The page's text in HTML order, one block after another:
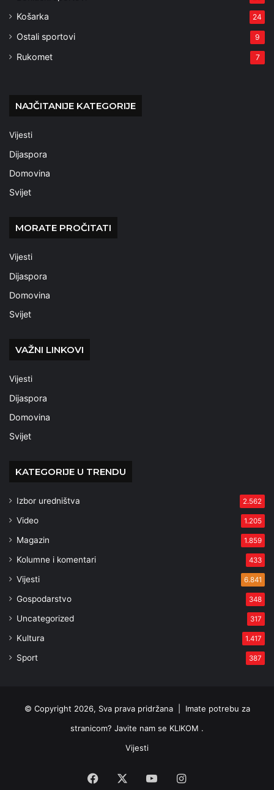
Košarka 24
Ostali sportovi 9
Rukomet 7
NAJČITANIJE KATEGORIJE
Vijesti
Dijaspora
Domovina
Svijet
MORATE PROČITATI
Vijesti
Dijaspora
Domovina
Svijet
VAŽNI LINKOVI
Vijesti
Dijaspora
Domovina
Svijet
KATEGORIJE U TRENDU
Izbor uredništva 2.562
Video 1.205
Magazin 1.859
Kolumne i komentari 433
Vijesti 6.841
Gospodarstvo 348
Uncategorized 317
Kultura 1.417
Sport 387
© Copyright 2026, Sva prava pridržana | Imate potrebu za
stranicom? Javite nam se KLIKOM .
Vijesti
Facebook YouTubeInstagram